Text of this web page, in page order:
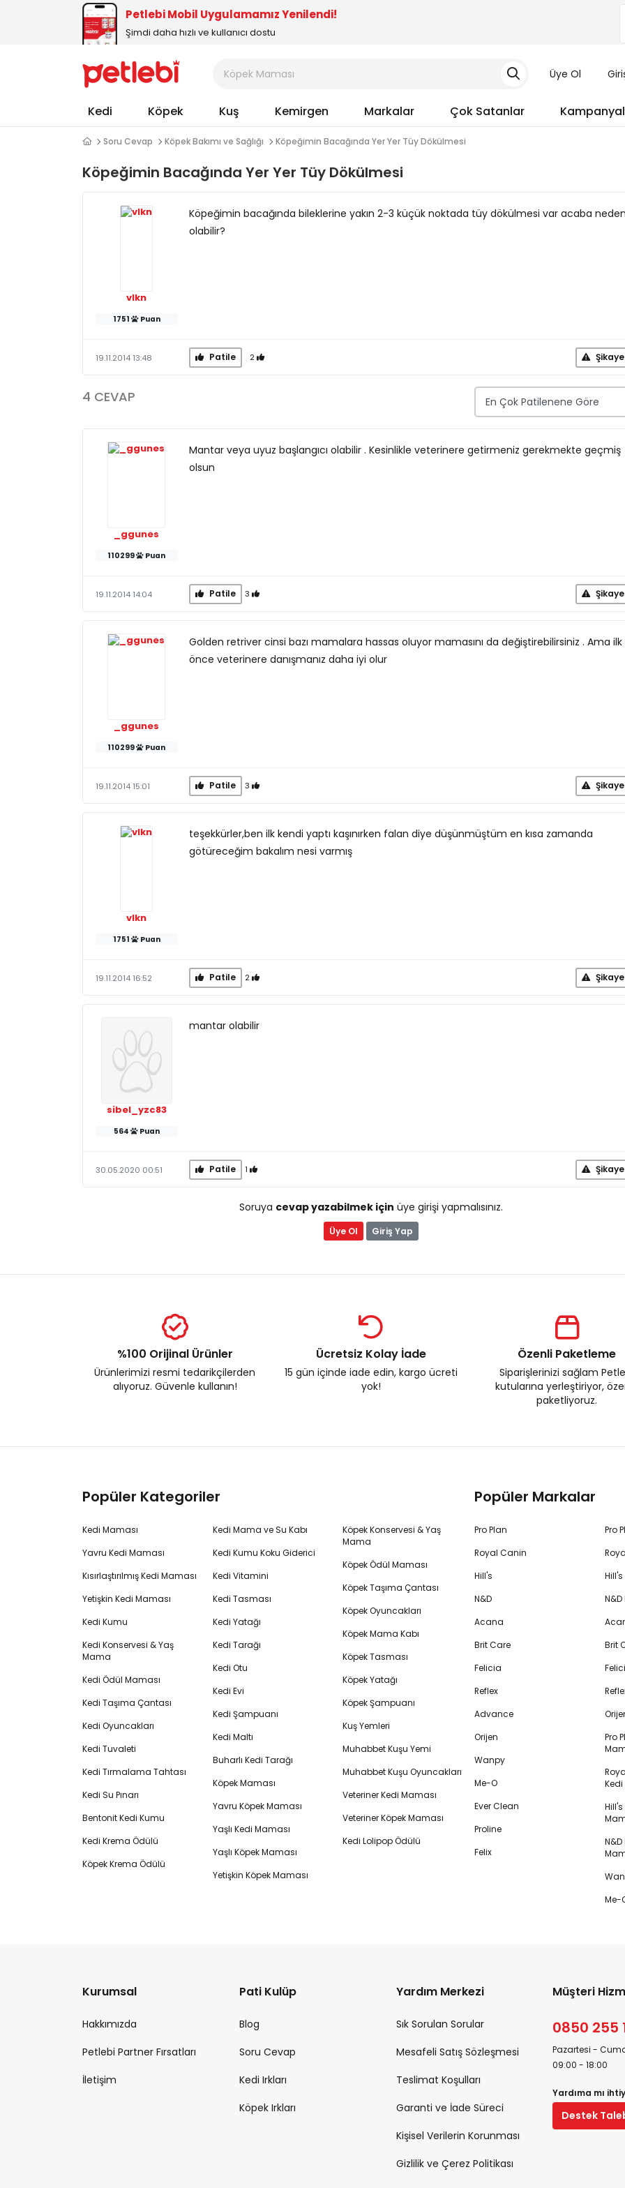
Petlebi Mobil Uygulamamız Yenilendi!
Şimdi daha hızlı ve kullanıcı dostu
Üye Ol
Kedi Köpek Kuş Kemirgen Markalar Çok Satanlar
Soru Cevap Köpek Bakımı ve Sağlığı Köpeğimin Bacağında Yer Yer Tüy Dökülmesi
Köpeğimin Bacağında Yer Yer Tüy Dökülmesi
vlkn
1751 Puan
Köpeğimin bacağında bileklerine yakın 2-3 küçük noktada tüy dökülmesi var acaba
olabilir?
19.11.2014 13:48 Patile 2
4 CEVAP
_ggunes
110299 Puan
Mantar veya uyuz başlangıcı olabilir . Kesinlikle veterinere getirmeniz gerekmekte geçmiş
olsun
19.11.2014 14:04 Patile 3
_ggunes
110299 Puan
Golden retriver cinsi bazı mamalara hassas oluyor mamasını da değiştirebilirsiniz . Ama ilk
önce veterinere danışmanız daha iyi olur
19.11.2014 15:01 Patile 3
vlkn
1751 Puan
teşekkürler,ben ilk kendi yaptı kaşınırken falan diye düşünmüştüm en kısa zamanda
götüreceğim bakalım nesi varmış
19.11.2014 16:52 Patile 2
sibel_yzc83
564 Puan
mantar olabilir
30.05.2020 00:51 Patile 1
Soruya cevap yazabilmek için üye girişi yapmalısınız.
Üye Ol Giriş Yap
%100 Orijinal Ürünler
Ürünlerimizi resmi tedarikçilerden
alıyoruz. Güvenle kullanın!
Ücretsiz Kolay İade
15 gün içinde iade edin, kargo ücreti
yok!
Özenli Paketleme
Siparişlerinizi sağlam
kutularına yerleştiriyor,
paketliyoruz.
Popüler Kategoriler
Kedi Maması
Yavru Kedi Maması
Kısırlaştırılmış Kedi Maması
Yetişkin Kedi Maması
Kedi Kumu
Kedi Konservesi & Yaş
Mama
Kedi Ödül Maması
Kedi Taşıma Çantası
Kedi Oyuncakları
Kedi Tuvaleti
Kedi Tırmalama Tahtası
Kedi Su Pınarı
Bentonit Kedi Kumu
Kedi Krema Ödülü
Köpek Krema Ödülü
Kedi Mama ve Su Kabı
Kedi Kumu Koku Giderici
Kedi Vitamini
Kedi Tasması
Kedi Yatağı
Kedi Tarağı
Kedi Otu
Kedi Evi
Kedi Şampuanı
Kedi Maltı
Buharlı Kedi Tarağı
Köpek Maması
Yavru Köpek Maması
Yaşlı Kedi Maması
Yaşlı Köpek Maması
Yetişkin Köpek Maması
Köpek Konservesi & Yaş
Mama
Köpek Ödül Maması
Köpek Taşıma Çantası
Köpek Oyuncakları
Köpek Mama Kabı
Köpek Tasması
Köpek Yatağı
Köpek Şampuanı
Kuş Yemleri
Muhabbet Kuşu Yemi
Muhabbet Kuşu Oyuncakları
Veteriner Kedi Maması
Veteriner Köpek Maması
Kedi Lolipop Ödülü
Popüler Markalar
Pro Plan
Royal Canin
Hill's
N&D
Acana
Brit Care
Felicia
Reflex
Advance
Orijen
Wanpy
Me-O
Ever Clean
Proline
Felix
Pro
Brit
Pro
Hill's
N&D
Me-
Kurumsal
Hakkımızda
Petlebi Partner Fırsatları
İletişim
Pati Kulüp
Blog
Soru Cevap
Kedi Irkları
Köpek Irkları
Yardım Merkezi
Sık Sorulan Sorular
Mesafeli Satış Sözleşmesi
Teslimat Koşulları
Garanti ve İade Süreci
Kişisel Verilerin Korunması
Gizlilik ve Çerez Politikası
Müşteri
0850 255
Pazartesi -
09:00 - 18:00
Yardıma mı
Destek